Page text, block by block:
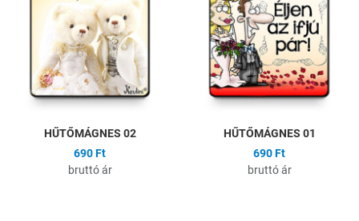
Összehasonlítás
Gyors nézet
HŰTŐMÁGNES 02
690 Ft
bruttó ár
HŰTŐMÁGNES 01
690 Ft
bruttó ár